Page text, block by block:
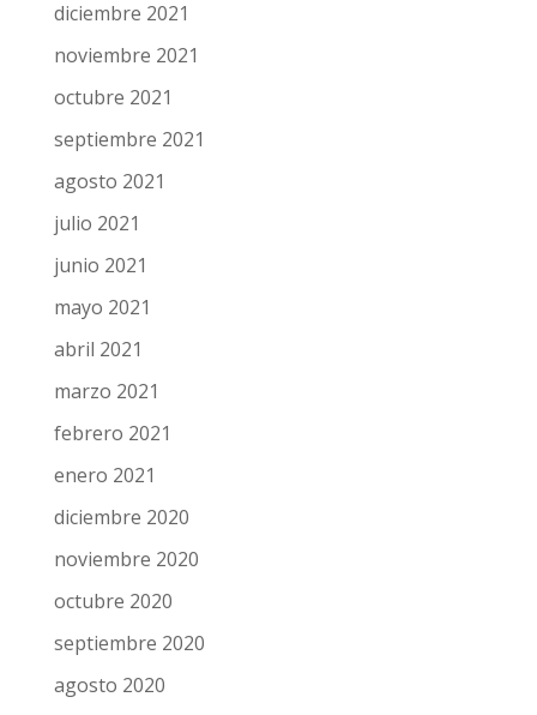
mayo 2022
abril 2022
marzo 2022
febrero 2022
enero 2022
diciembre 2021
noviembre 2021
octubre 2021
septiembre 2021
agosto 2021
julio 2021
junio 2021
mayo 2021
abril 2021
marzo 2021
febrero 2021
enero 2021